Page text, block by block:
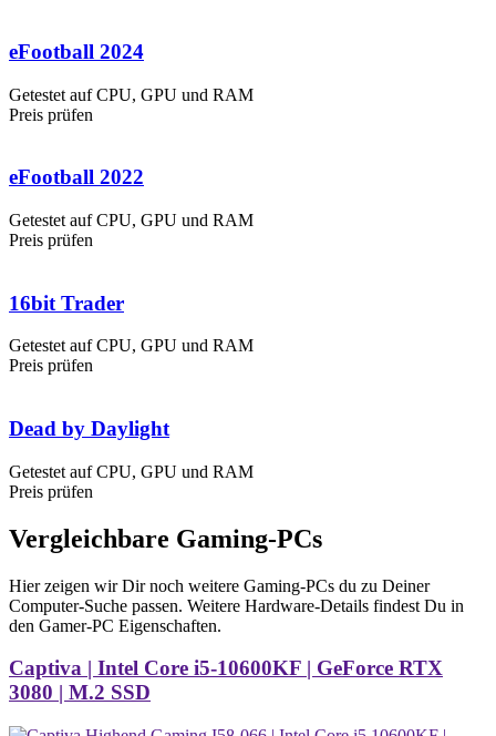
eFootball 2024
Getestet auf CPU, GPU und RAM
Preis prüfen
eFootball 2022
Getestet auf CPU, GPU und RAM
Preis prüfen
16bit Trader
Getestet auf CPU, GPU und RAM
Preis prüfen
Dead by Daylight
Getestet auf CPU, GPU und RAM
Preis prüfen
Vergleichbare Gaming-PCs
Hier zeigen wir Dir noch weitere Gaming-PCs du zu Deiner
Computer-Suche passen. Weitere Hardware-Details findest Du in
den Gamer-PC Eigenschaften.
Captiva | Intel Core i5-10600KF | GeForce RTX
3080 | M.2 SSD